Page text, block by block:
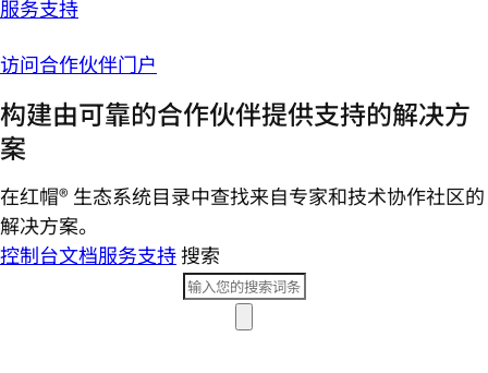
服务支持
访问合作伙伴门户
构建由可靠的合作伙伴提供支持的解决方
案
在红帽® 生态系统目录中查找来自专家和技术协作社区的
解决方案。
控制台文档服务支持搜索